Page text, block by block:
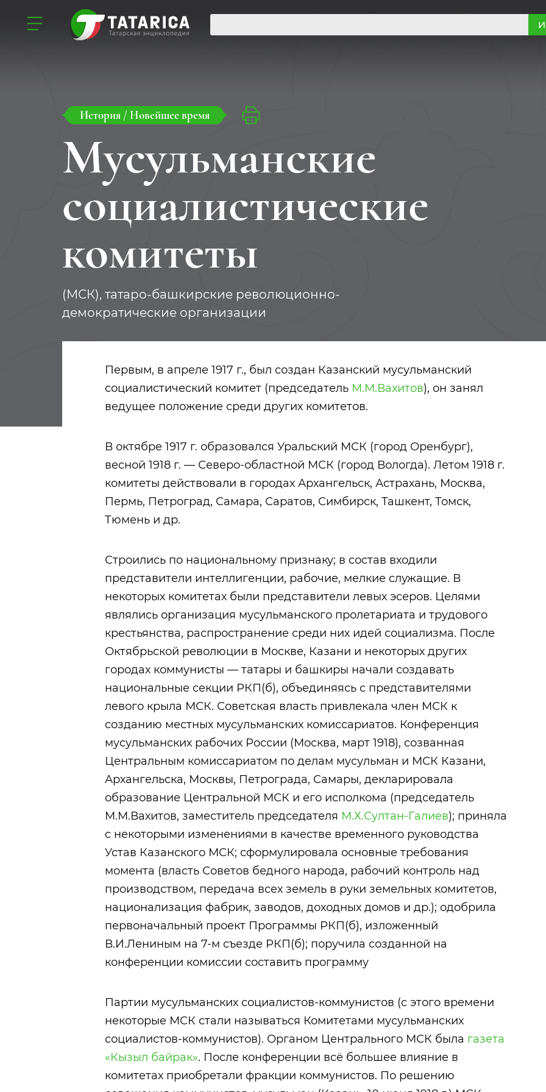
История / Новейшее время
Мусульманские
социалистические
комитеты
(МСК), татаро-башкирские революционно-
демократические организации
Первым, в апреле 1917 г., был создан Казанский мусульманский
социалистический комитет (председатель М.М.Вахитов), он занял
ведущее положение среди других комитетов.
В октябре 1917 г. образовался Уральский МСК (город Оренбург),
весной 1918 г. — Северо-областной МСК (город Вологда). Летом 1918 г.
комитеты действовали в городах Архангельск, Астрахань, Москва,
Пермь, Петроград, Самара, Саратов, Симбирск, Ташкент, Томск,
Тюмень и др.
Строились по национальному признаку; в состав входили
представители интеллигенции, рабочие, мелкие служащие. В
некоторых комитетах были представители левых эсеров. Целями
являлись организация мусульманского пролетариата и трудового
крестьянства, распространение среди них идей социализма. После
Октябрьской революции в Москве, Казани и некоторых других
городах коммунисты — татары и башкиры начали создавать
национальные секции РКП(б), объединяясь с представителями
левого крыла МСК. Советская власть привлекала член МСК к
созданию местных мусульманских комиссариатов. Конференция
мусульманских рабочих России (Москва, март 1918), созванная
Центральным комиссариатом по делам мусульман и МСК Казани,
Архангельска, Москвы, Петрограда, Самары, декларировала
образование Центральной МСК и его исполкома (председатель
М.М.Вахитов, заместитель председателя М.Х.Султан-Галиев); приняла
с некоторыми изменениями в качестве временного руководства
Устав Казанского МСК; сформулировала основные требования
момента (власть Советов бедного народа, рабочий контроль над
производством, передача всех земель в руки земельных комитетов,
национализация фабрик, заводов, доходных домов и др.); одобрила
первоначальный проект Программы РКП(б), изложенный
В.И.Лениным на 7-м съезде РКП(б); поручила созданной на
конференции комиссии составить программу
Партии мусульманских социалистов-коммунистов (с этого времени
некоторые МСК стали называться Комитетами мусульманских
социалистов-коммунистов). Органом Центрального МСК была газета
«Кызыл байрак». После конференции всё большее влияние в
комитетах приобретали фракции коммунистов. По решению
Байбурин Наил
Мустаев